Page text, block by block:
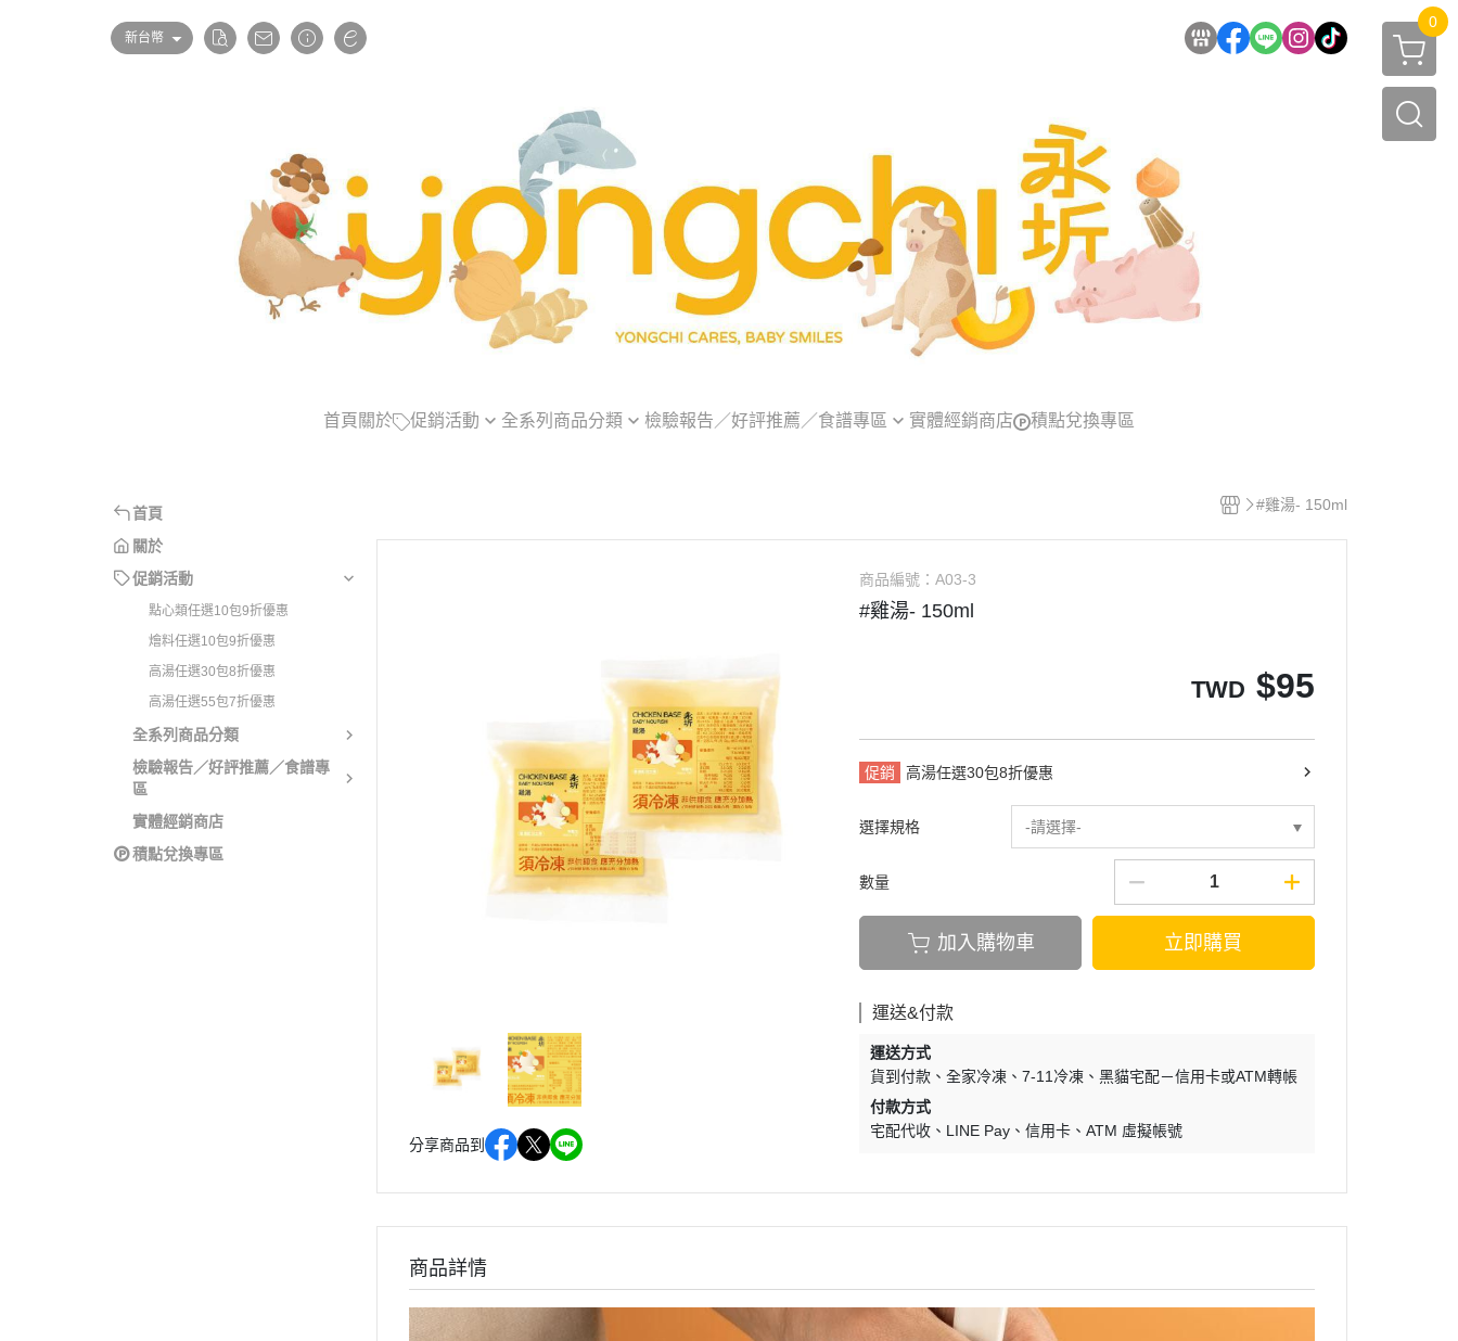
新台幣
0
首頁 關於 促銷活動
高湯任選30包8折優惠
高湯任選55包7折優惠
全系列商品分類
寶寶「粥/飯」專區
孕媽、術後、銀髮族湯品專區
檢驗報告／好評推薦／食譜專區
真實媽咪分享
實體經銷商店 積點兌換專區
首頁
關於
促銷活動
點心類任選10包9折優惠
燴料任選10包9折優惠
高湯任選30包8折優惠
高湯任選55包7折優惠
全系列商品分類
檢驗報告／好評推薦／食譜專
區
實體經銷商店
積點兌換專區
#雞湯- 150ml
分享商品到
商品編號：A03-3
#雞湯- 150ml
TWD $95
促銷 高湯任選30包8折優惠
選擇規格 -請選擇-
數量
加入購物車 立即購買
運送&付款
運送方式
貨到付款
全家冷凍 7-11冷凍
黑貓宅配－信用卡或ATM轉帳
付款方式
宅配代收
LINE Pay 信用卡 ATM 虛擬帳號
商品詳情